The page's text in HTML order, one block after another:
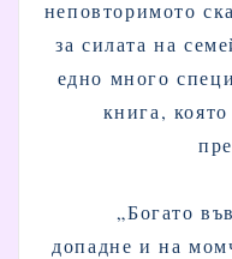
неповторимото
за силата на
едно много
книга,
„Богато
допадне и на